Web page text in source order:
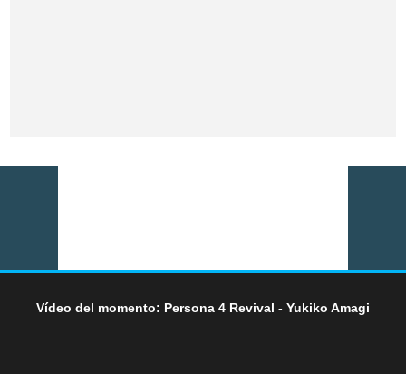
Vídeo del momento: Persona 4 Revival - Yukiko Amagi